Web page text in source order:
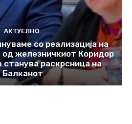
АКТУЕЛНО
со реализација на
од железничкиот Коридор
станува раскрсница на
Балканот